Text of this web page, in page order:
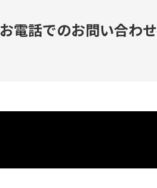
お電話でのお問い合わせ